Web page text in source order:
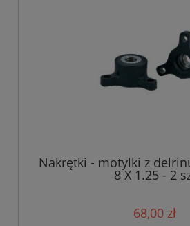
Nakrętki - motylki z
8 X 1.25 - 2
68,00 zł